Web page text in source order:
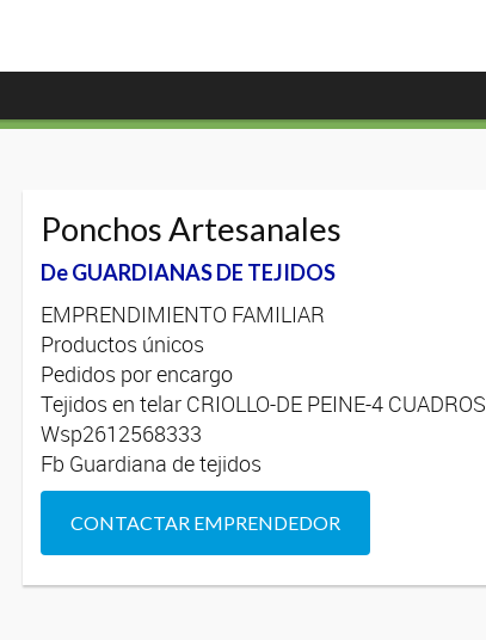
Ponchos Artesanales
De GUARDIANAS DE TEJIDOS
EMPRENDIMIENTO FAMILIAR
Productos únicos
Pedidos por encargo
Tejidos en telar CRIOLLO-DE PEINE-4 CUADROS
Wsp2612568333
Fb Guardiana de tejidos
CONTACTAR EMPRENDEDOR